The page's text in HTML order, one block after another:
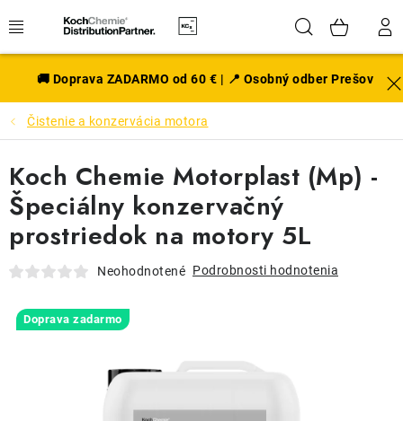
na
Hľadať
EXTERIÉR
DISKY A PNEU
INTERIÉR
PRÍSLUŠENSTVO
VÔNE DO AUTA
VÝHODNÉ SADY
🚚 Doprava ZADARMO od 60 € | 📍 Osobný odber Prešov
Čistenie a konzervácia motora
Koch Chemie Motorplast (Mp) -
Špeciálny konzervačný
prostriedok na motory 5L
Neohodnotené Podrobnosti hodnotenia
Doprava zadarmo